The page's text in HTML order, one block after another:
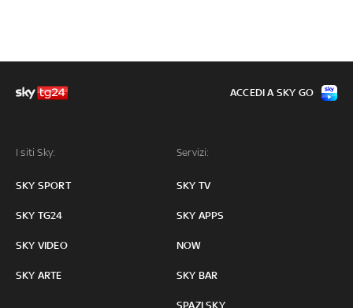
I siti Sky:
SKY SPORT
SKY TG24
SKY VIDEO
SKY ARTE
Servizi:
SKY TV
SKY APPS
NOW
SKY BAR
SPAZI SKY
ACCEDI A SKY GO